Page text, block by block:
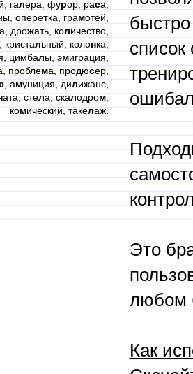
галера, фурор, раса,
оперетка, грамотей,
дрожать, количество,
кристальный, колонка,
цимбалы, эмиграция,
проблема, продюсер,
, амуниция, дилижанс,
ата, стела, скалодром,
комический, такелаж.
быстро
список
Это
любом
Как